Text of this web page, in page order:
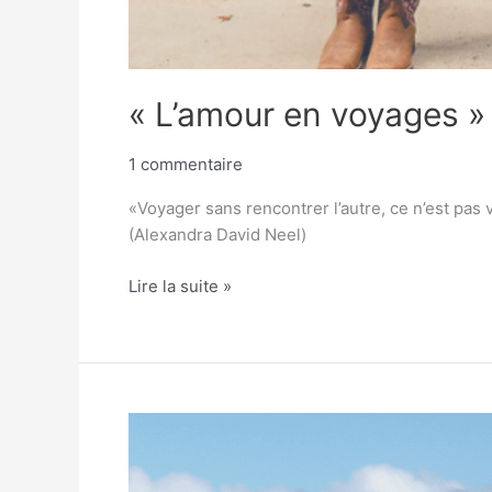
« L’amour en voyages
1 commentaire
«Voyager sans rencontrer l’autre, ce n’est pas
(Alexandra David Neel)
Lire la suite »
volontourisme